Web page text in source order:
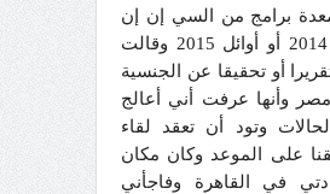
برامج من السي إن إن
أواخر 2014 أو أوائل 2015 وقالت
أو تحقيقا عن الجنسية
مصر وأنها عرفت أني أعالج
وتود أن تعقد لقاء
على الموعد وكان مكان
في القاهرة وفاجأني